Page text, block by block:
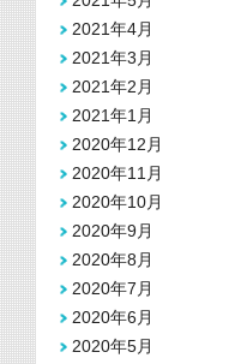
2021年4月
2021年3月
2021年2月
2021年1月
2020年12月
2020年11月
2020年10月
2020年9月
2020年8月
2020年7月
2020年6月
2020年5月